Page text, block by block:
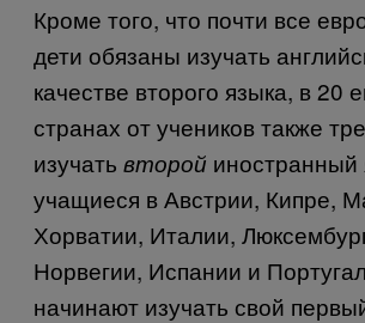
Кроме того, что почти все
дети обязаны изучать
качестве второго языка, в 20
странах от учеников также
изучать второй иностранный
учащиеся в Австрии, Кипре,
Хорватии, Италии,
Норвегии, Испании и
начинают изучать свой